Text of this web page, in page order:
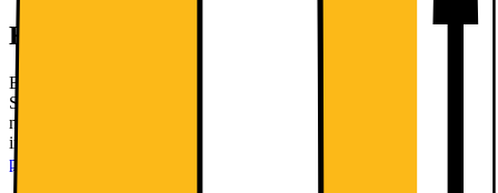
Kort om produktet
Bosch Series 4 kølefryseskabet KGN36VWED med NoFrost,
SuperFreezing og VitaFresh er en perfekt måde at holde dine
madvarer friske på. Den har praktisk adgang og overblik over
indretningen med EasyAccess hylderne og LED-lyset.
produktet